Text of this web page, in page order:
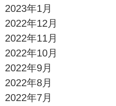
2023年1月
2022年12月
2022年11月
2022年10月
2022年9月
2022年8月
2022年7月